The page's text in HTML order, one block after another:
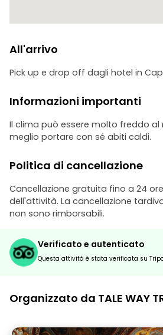
All'arrivo
Pick up e drop off dagli hotel in
Informazioni importanti
Il clima può essere molto freddo
meglio portare con sé abiti caldi.
Politica di cancellazione
Cancellazione gratuita fino a 24
dell'attività. La cancellazione
non sono rimborsabili.
Verificato e autenticato
Questa attività è stata verificata su
Organizzato da TALE WAY